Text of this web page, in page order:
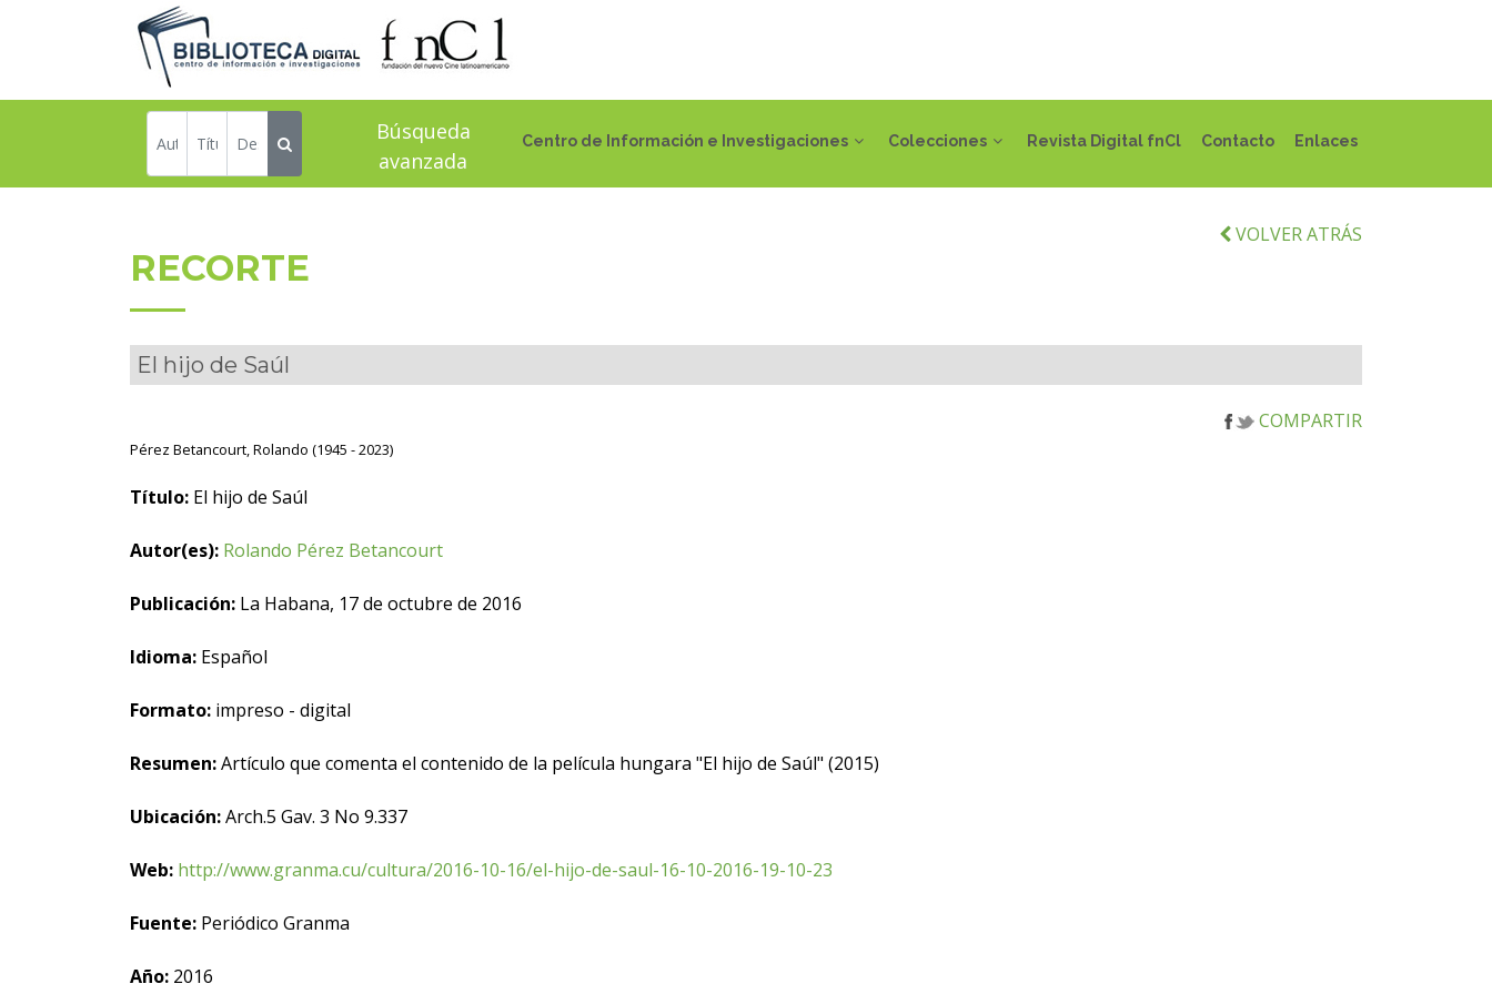
Centro de Información e Investigaciones Colecciones Revista Digital fnCl Contacto Enlaces
Búsqueda
avanzada
VOLVER ATRÁS
RECORTE
El hijo de Saúl
COMPARTIR
Pérez Betancourt, Rolando (1945 - 2023)
Título: El hijo de Saúl
Autor(es): Rolando Pérez Betancourt
Publicación: La Habana, 17 de octubre de 2016
Idioma: Español
Formato: impreso - digital
Resumen:Artículo que comenta el contenido de la película hungara "El hijo de Saúl" (2015)
Ubicación:Arch.5 Gav. 3 No 9.337
Web: http://www.granma.cu/cultura/2016-10-16/el-hijo-de-saul-16-10-2016-19-10-23
Fuente: Periódico Granma
Año: 2016